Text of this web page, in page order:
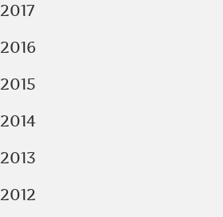
2017
2016
2015
2014
2013
2012